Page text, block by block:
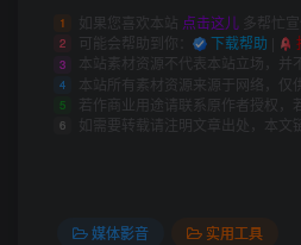
1 如果您喜欢本站 点击这儿 多帮忙
2 可能会帮助到你： 下载帮助
3 本站素材资源不代表本站立场，并
4 本站所有素材资源来源于网络，仅
5 若作商业用途请联系原作者授权，
6 如需要转载请注明文章出处，本文
媒体影音
实用工具